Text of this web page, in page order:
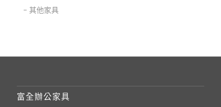
其他家具
富全辦公家具